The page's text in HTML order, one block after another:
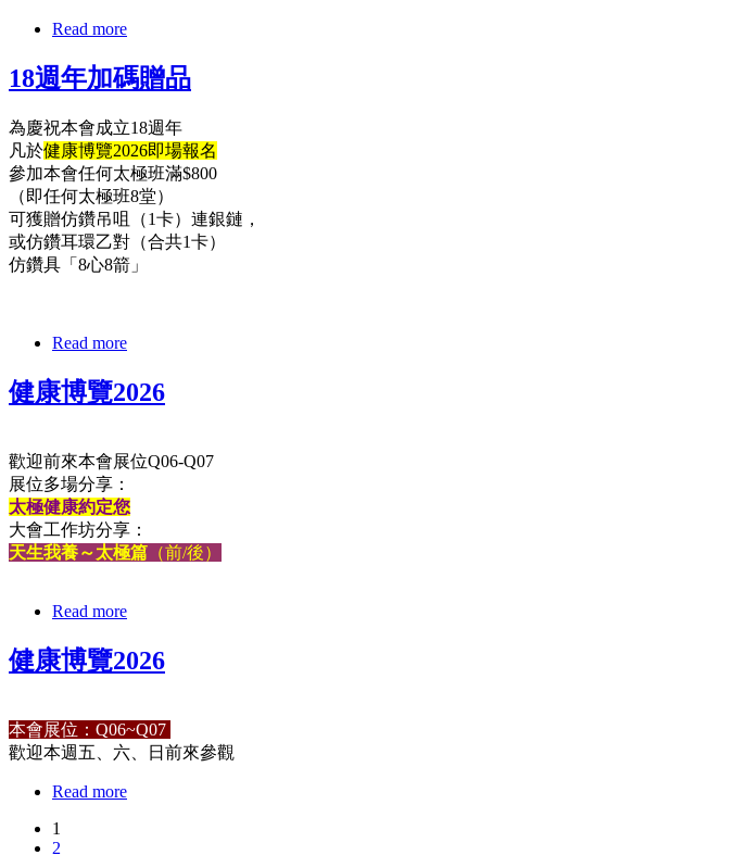
Read more
18週年加碼贈品
為慶祝本會成立18週年
凡於健康博覽2026即場報名
參加本會任何太極班滿$800
（即任何太極班8堂）
可獲贈仿鑽吊咀（1卡）連銀鏈，
或仿鑽耳環乙對（合共1卡）
仿鑽具「8心8箭」
Read more
健康博覽2026
歡迎前來本會展位Q06-Q07
展位多場分享：
太極健康約定您
大會工作坊分享：
天生我養～太極篇 （前/後）
Read more
健康博覽2026
本會展位：Q06~Q07
歡迎本週五、六、日前來參觀
Read more
1
2